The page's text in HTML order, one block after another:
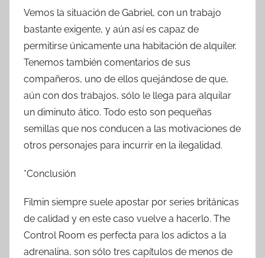
Vemos la situación de Gabriel, con un trabajo
bastante exigente, y aún así es capaz de
permitirse únicamente una habitación de alquiler.
Tenemos también comentarios de sus
compañeros, uno de ellos quejándose de que,
aún con dos trabajos, sólo le llega para alquilar
un diminuto ático. Todo esto son pequeñas
semillas que nos conducen a las motivaciones de
otros personajes para incurrir en la ilegalidad.
*Conclusión
Filmin siempre suele apostar por series británicas
de calidad y en este caso vuelve a hacerlo. The
Control Room es perfecta para los adictos a la
adrenalina, son sólo tres capítulos de menos de